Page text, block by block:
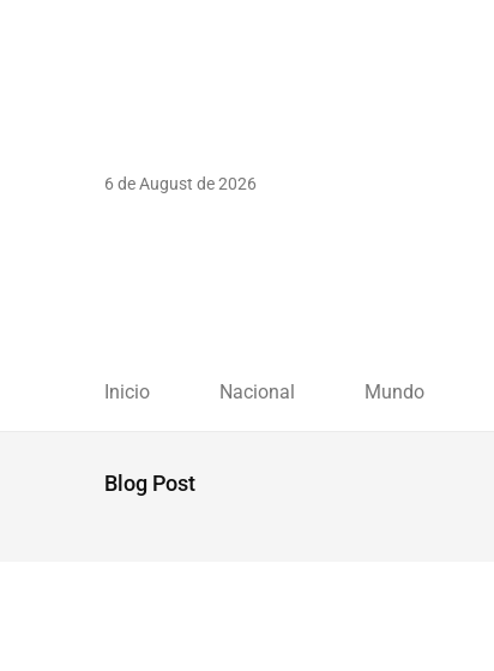
6 de August de 2026
Inicio Nacional Mundo
Blog Post